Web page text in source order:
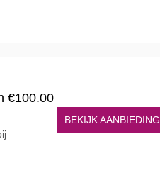
€100.00
BEKIJK AANBIEDING